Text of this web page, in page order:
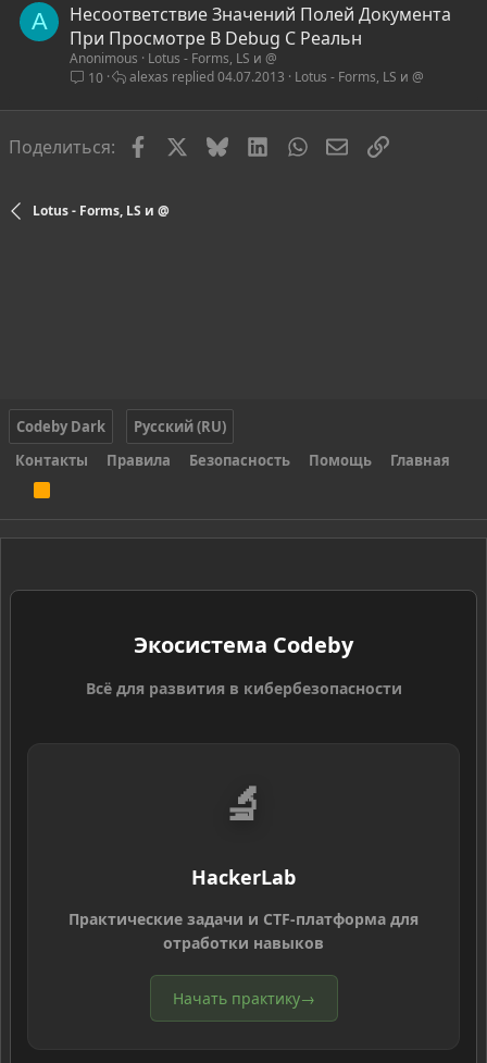
A
Несоответствие Значений Полей Документа
При Просмотре В Debug С Реальн
Anonimous
Lotus - Forms, LS и @
10
Lotus - Forms, LS и @
04.07.2013
alexas
Поделиться: FacebookBlueskyLinkedInWhatsAppЭлектронная
Ссылка
Lotus - Forms, LS и @
Codeby Dark
Русский (RU)
Контакты
Правила Безопасность Помощь Главная
S
Экосистема Codeby
Всё для развития в кибербезопасности
🔬
HackerLab
Практические задачи и CTF-платформа для
отработки навыков
Начать практику→